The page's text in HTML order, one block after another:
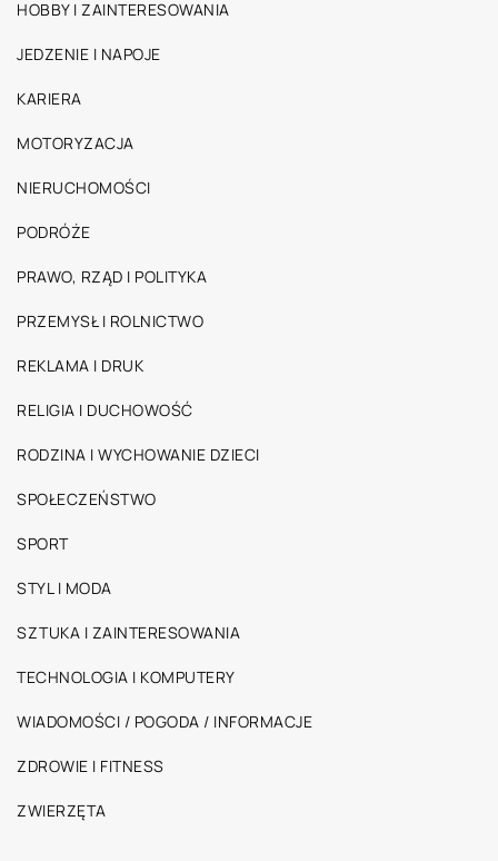
HOBBY I ZAINTERESOWANIA
JEDZENIE I NAPOJE
KARIERA
MOTORYZACJA
NIERUCHOMOŚCI
PODRÓŻE
PRAWO, RZĄD I POLITYKA
PRZEMYSŁ I ROLNICTWO
REKLAMA I DRUK
RELIGIA I DUCHOWOŚĆ
RODZINA I WYCHOWANIE DZIECI
SPOŁECZEŃSTWO
SPORT
STYL I MODA
SZTUKA I ZAINTERESOWANIA
TECHNOLOGIA I KOMPUTERY
WIADOMOŚCI / POGODA / INFORMACJE
ZDROWIE I FITNESS
ZWIERZĘTA